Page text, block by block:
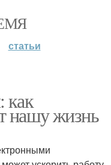
статьи
как
нашу жизнь